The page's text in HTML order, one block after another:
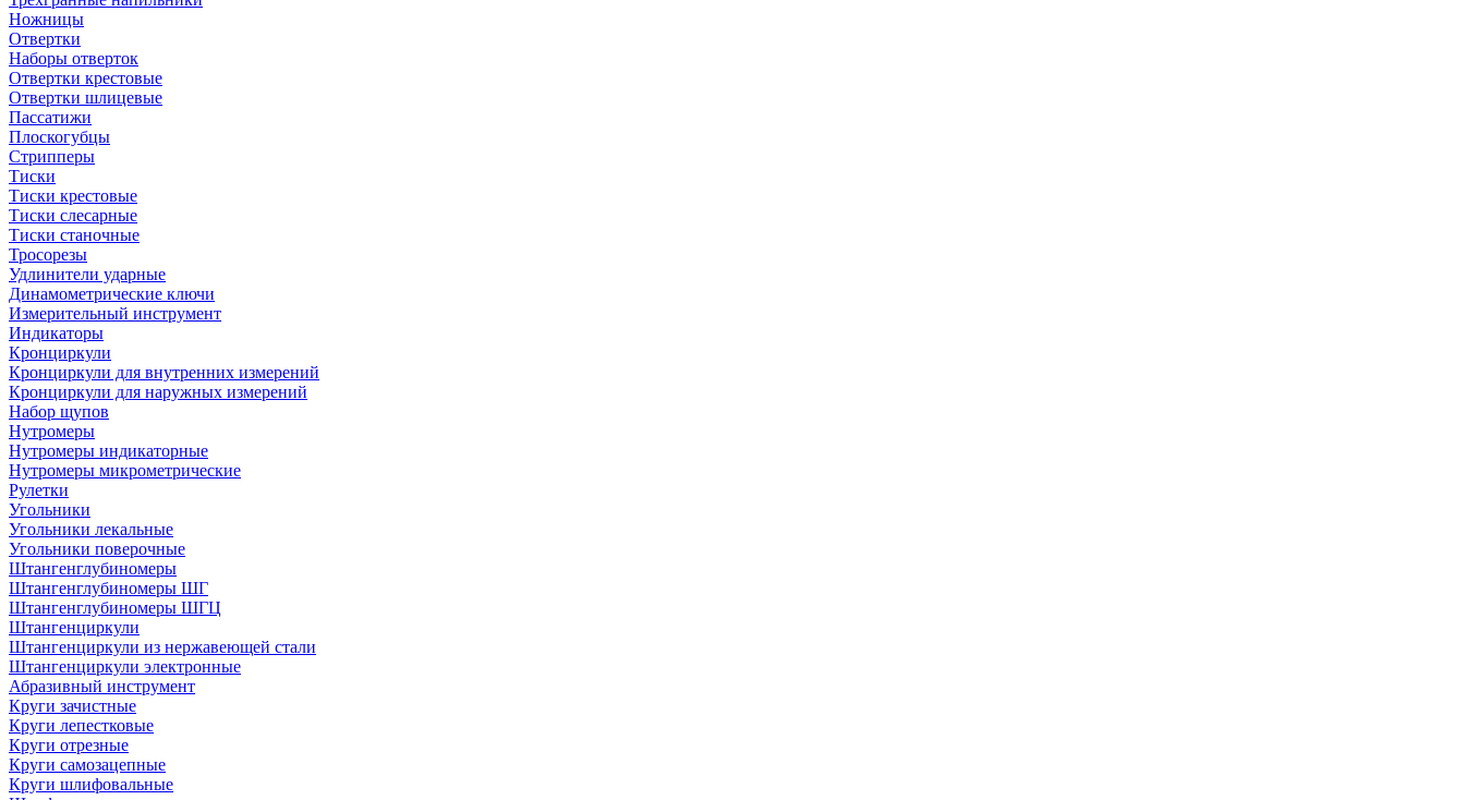
Ножницы
Отвертки
Наборы отверток
Отвертки крестовые
Отвертки шлицевые
Пассатижи
Плоскогубцы
Стрипперы
Тиски
Тиски крестовые
Тиски слесарные
Тиски станочные
Тросорезы
Удлинители ударные
Динамометрические ключи
Измерительный инструмент
Индикаторы
Кронциркули
Кронциркули для внутренних измерений
Кронциркули для наружных измерений
Набор щупов
Нутромеры
Нутромеры индикаторные
Нутромеры микрометрические
Рулетки
Угольники
Угольники лекальные
Угольники поверочные
Штангенглубиномеры
Штангенглубиномеры ШГ
Штангенглубиномеры ШГЦ
Штангенциркули
Штангенциркули из нержавеющей стали
Штангенциркули электронные
Абразивный инструмент
Круги зачистные
Круги лепестковые
Круги отрезные
Круги самозацепные
Круги шлифовальные